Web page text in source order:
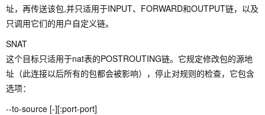
址，再传送该包,并只适用于INPUT、FORWARD和OUTPUT链，以及
只调用它们的用户自定义链。
SNAT
这个目标只适用于nat表的POSTROUTING链。它规定修改包的源地
址（此连接以后所有的包都会被影响），停止对规则的检查，它包含
选项：
--to-source [-][:port-port]